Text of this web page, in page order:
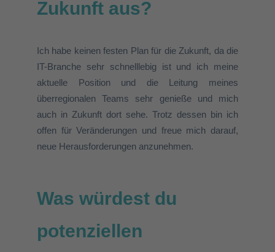
Zukunft aus?
Ich habe keinen festen Plan für die Zukunft, da die
IT-Branche sehr schnelllebig istund ich meine
aktuelle Position und dieLeitung meines
überregionalen Teams sehr genießeund mich
auch in Zukunft dort sehe. Trotz dessen bin ich
offen für Veränderungen und freue mich darauf,
neue Herausforderungen anzunehmen.
Was würdest du
potenziellen